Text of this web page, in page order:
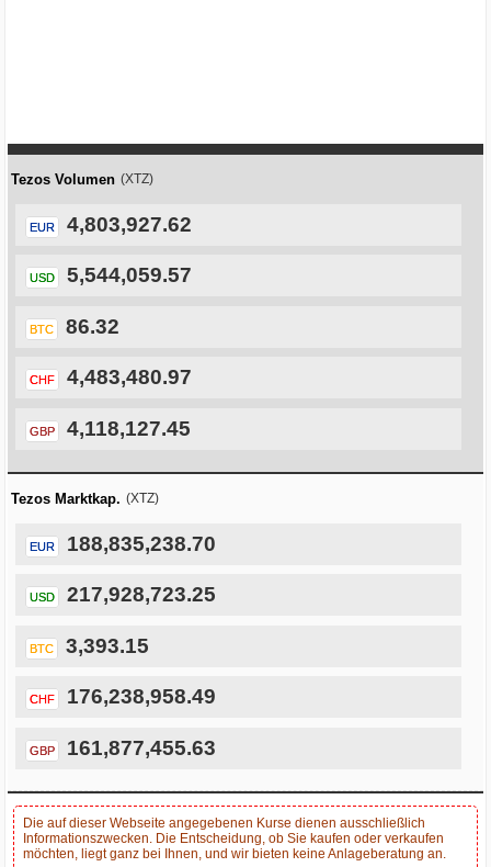
Tezos Volumen (XTZ)
EUR 4,803,927.62
USD 5,544,059.57
BTC 86.32
CHF 4,483,480.97
GBP 4,118,127.45
Tezos Marktkap. (XTZ)
EUR 188,835,238.70
USD 217,928,723.25
BTC 3,393.15
CHF 176,238,958.49
GBP 161,877,455.63
Die auf dieser Webseite angegebenen Kurse dienen ausschließlich
Informationszwecken. Die Entscheidung, ob Sie kaufen oder verkaufen
möchten, liegt ganz bei Ihnen, und wir bieten keine Anlageberatung an.